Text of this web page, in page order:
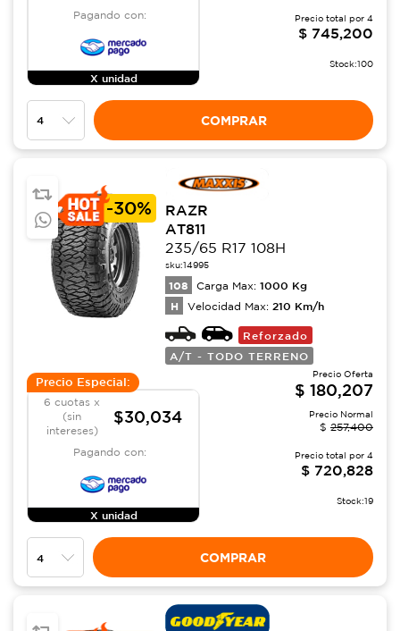
Pagando con:
X unidad
Precio total por 4
$ 745,200
Stock:100
COMPRAR
-30%
RAZR
AT811
235/65 R17 108H
sku:14995
108 Carga Max: 1000 Kg
H Velocidad Max: 210 Km/h
Reforzado
A/T - TODO TERRENO
Precio Especial:
6 cuotas x
(sin
intereses)
$30,034
Pagando con:
X unidad
Precio Oferta
$ 180,207
Precio Normal
$ 257,400
Precio total por 4
$ 720,828
Stock:19
COMPRAR